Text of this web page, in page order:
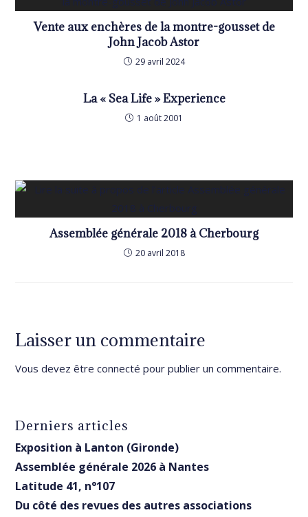
Vente aux enchères de la montre-gousset de
John Jacob Astor
29 avril 2024
La « Sea Life » Experience
1 août 2001
Assemblée générale 2018 à Cherbourg
20 avril 2018
Laisser un commentaire
Vous devez êtreconnecté pour publier un commentaire.
Derniers articles
Exposition à Lanton (Gironde)
Assemblée générale 2026 à Nantes
Latitude 41, n°107
Du côté des revues des autres associations